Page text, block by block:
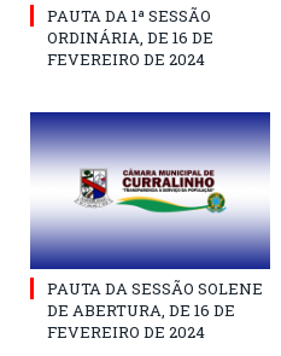
PAUTA DA 1ª SESSÃO
ORDINÁRIA, DE 16 DE
FEVEREIRO DE 2024
PAUTA DA SESSÃO SOLENE
DE ABERTURA, DE 16 DE
FEVEREIRO DE 2024